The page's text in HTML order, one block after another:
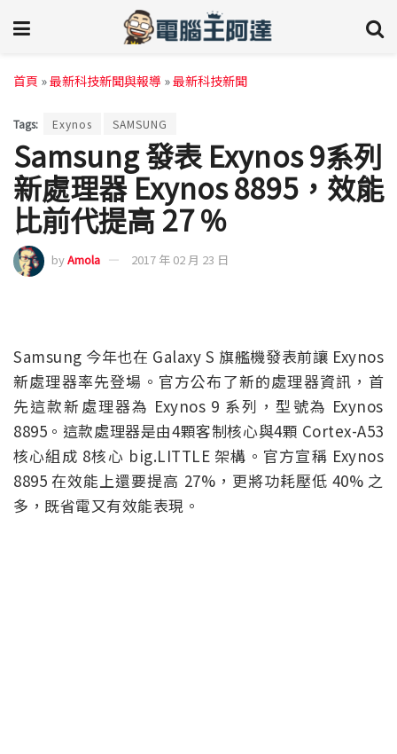
首頁 »最新科技新聞與報導 »最新科技新聞
Tags: Exynos SAMSUNG
Samsung 發表 Exynos 9系列
新處理器 Exynos 8895，效能
比前代提高 27 %
byAmola 2017 年 02 月 23 日
Samsung 今年也在 Galaxy S 旗艦機發表前讓 Exynos
新處理器率先登場。官方公布了新的處理器資訊，首
先這款新處理器為 Exynos 9 系列，型號為 Exynos
8895。這款處理器是由4顆客制核心與4顆 Cortex-A53
核心組成 8核心 big.LITTLE 架構。官方宣稱 Exynos
8895 在效能上還要提高 27%，更將功耗壓低 40% 之
多，既省電又有效能表現。